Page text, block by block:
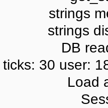
strings
strings
DB
ticks: 30 user:
Load